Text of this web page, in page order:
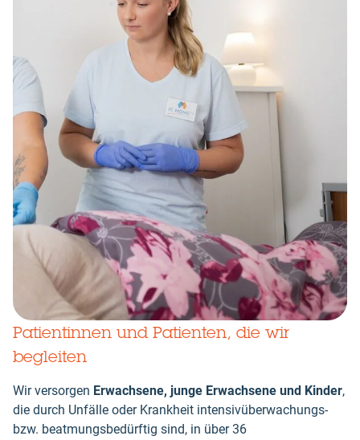
Patientinnen und Patienten, die wir
begleiten
Wir versorgen Erwachsene, junge Erwachsene und Kinder,
die durch Unfälle oder Krankheit intensivüberwachungs-
bzw. beatmungsbedürftig sind, in über 36